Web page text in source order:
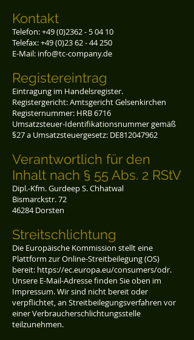
Kontakt
Telefon:+49 (0)2362 - 5 04 10
Telefax: +49 (0)23 62 - 44 250
E-Mail: info@tc-company.de
Registereintrag
Eintragung im Handelsregister.
Registergericht: Amtsgericht Gelsenkirchen
Registernummer: HRB 6716
Umsatzsteuer-Identifikationsnummer gemäß
§27 a Umsatzsteuergesetz: DE812047962
Verantwortlich für den
Inhalt nach § 55 Abs. 2 RStV
Dipl.-Kfm. Gurdeep S. Chhatwal
Bismarckstr. 72
46284 Dorsten
Streitschlichtung
Die Europäische Kommission stellt eine
Plattform zur Online-Streitbeilegung (OS)
bereit: https://ec.europa.eu/consumers/odr.
Unsere E-Mail-Adresse finden Sie oben im
Impressum. Wir sind nicht bereit oder
verpflichtet, an Streitbeilegungsverfahren vor
einer Verbraucherschlichtungsstelle
teilzunehmen.